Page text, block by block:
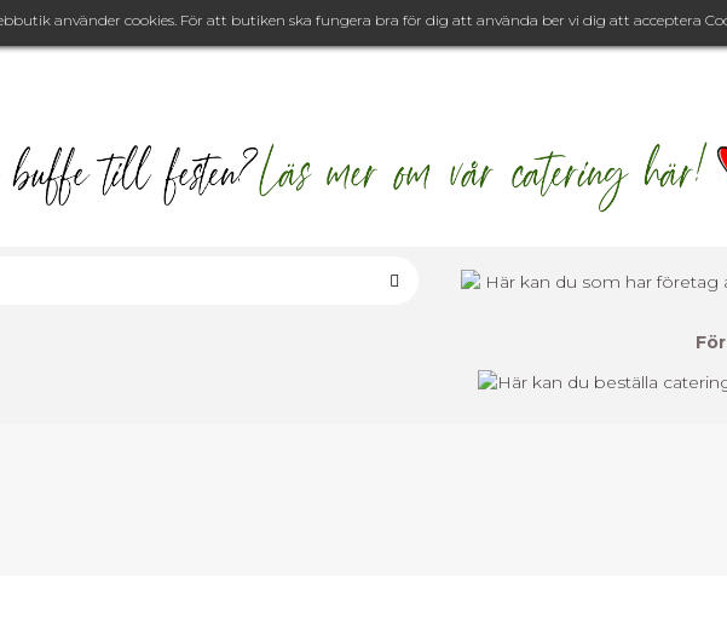
använder cookies. För att butiken ska fungera bra för dig att använda ber vi dig att acceptera